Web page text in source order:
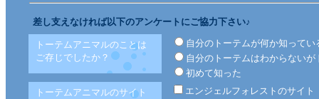
差し支えなければ以下のアンケートにご協力下さい♪
トーテムアニマルのことは
ご存じでしたか？
自分のトーテムが何か知ってい
自分のトーテムはわからない
初めて知った
トーテムアニマルのサイト
エンジェルフォレストのサイト